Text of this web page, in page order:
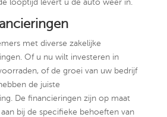
looptijd levert u de auto weer in.
met diverse zakelijke
Of u nu wilt investeren in
of de groei van uw bedrijf
de juiste
De financieringen zijn op maat
bij de specifieke behoeften van